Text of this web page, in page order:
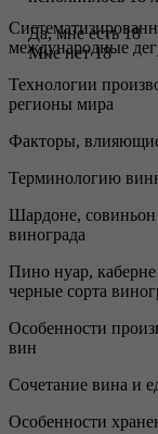
международные
Технологии
регионы мира
Факторы, влияющие
Терминологию
Шардоне, совиньон
винограда
Пино нуар,
черные сорта
Особенности
вин
Сочетание вина и
Особенности
Да, мне есть 18
Мне нет 18